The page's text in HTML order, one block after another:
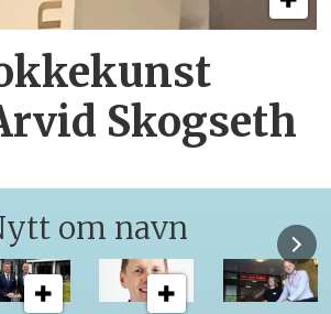
Skogseth
om navn